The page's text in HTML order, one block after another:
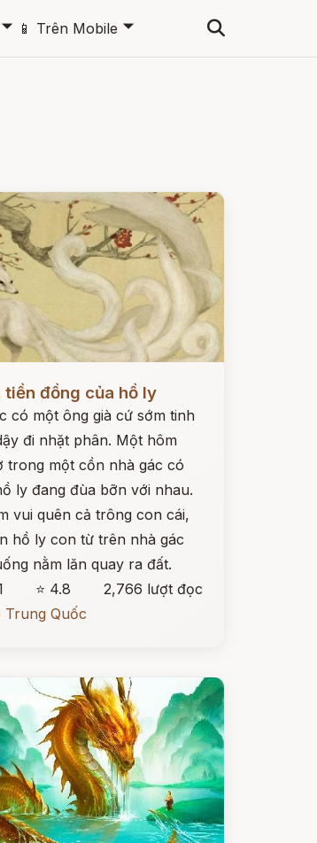
🞃 📱 Trên Mobile 🞃
tiền đồng của hồ ly
có một ông già cứ sớm tinh
đi nhặt phân. Một hôm
trong một cồn nhà gác có
ly đang đùa bỡn với nhau.
vui quên cả trông con cái,
hồ ly con từ trên nhà gác
nằm lăn quay ra đất.
⭐ 4.8
2,766 lượt đọc
Trung Quốc